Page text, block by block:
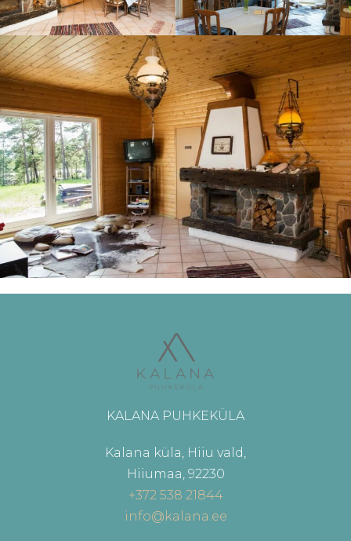
KALANA PUHKEKÜLA
Kalana küla, Hiiu vald,
Hiiumaa, 92230
+372 538 21844
info@kalana.ee